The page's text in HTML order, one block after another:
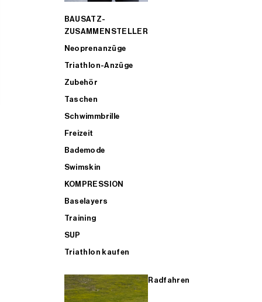
BAUSATZ-
ZUSAMMENSTELLER
Neoprenanzüge
Triathlon-Anzüge
Zubehör
Taschen
Schwimmbrille
Freizeit
Bademode
Swimskin
KOMPRESSION
Baselayers
Training
SUP
Triathlon kaufen
Radfahren